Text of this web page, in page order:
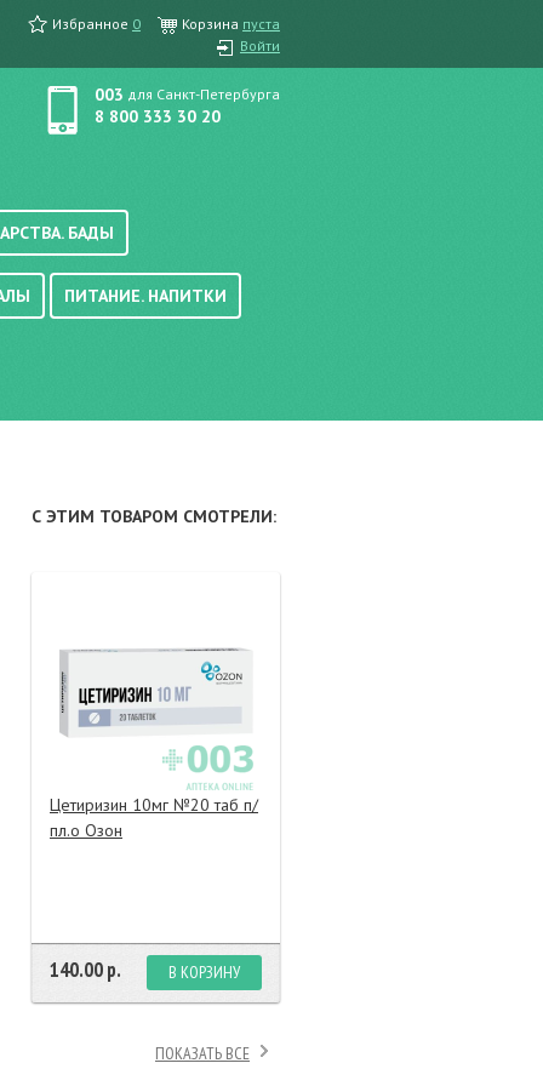
Избранное 0 Корзина пуста
Войти
003 для Санкт-Петербурга
8 800 333 30 20
краска для волос
БАДЫ
ПИТАНИЕ. НАПИТКИ
С ЭТИМ ТОВАРОМ СМОТРЕЛИ:
Цетиризин 10мг №20 таб п/
пл.о Озон
140.00 р. В КОРЗИНУ
ПОКАЗАТЬ ВСЕ